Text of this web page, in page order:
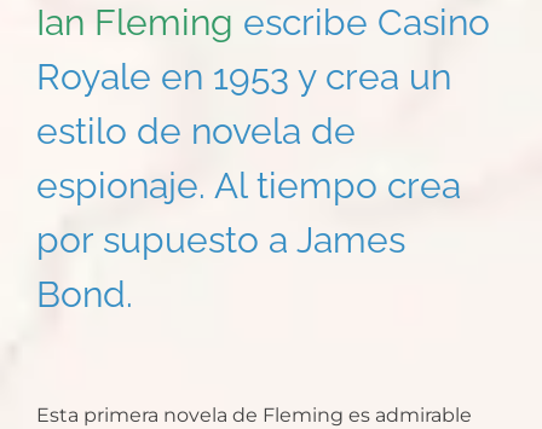
Ian Fleming escribe Casino
Royale en 1953 y crea un
estilo de novela de
espionaje. Al tiempo crea
por supuesto a James
Bond.
Esta primera novela de Fleming es admirable